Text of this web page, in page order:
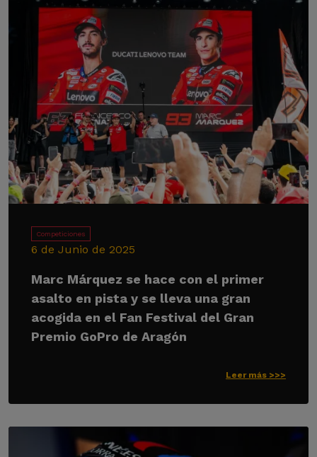
Competiciones
6 de Junio de 2025
Marc Márquez se hace con el primer
asalto en pista y se lleva una gran
acogida en el Fan Festival del Gran
Premio GoPro de Aragón
Leer más >>>